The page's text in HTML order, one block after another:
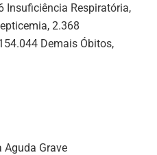
Insuficiência Respiratória,
2.368
Demais Óbitos,
Aguda Grave